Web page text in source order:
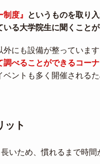
制度』
というものを取り
る大学院生に聞くことが
にも設備が整っています
べることができるコーナ
ントも多く開催される
ット
いため、慣れるまで時間